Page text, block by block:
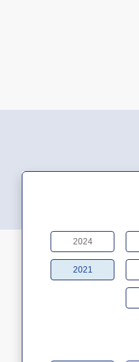
2024
2021